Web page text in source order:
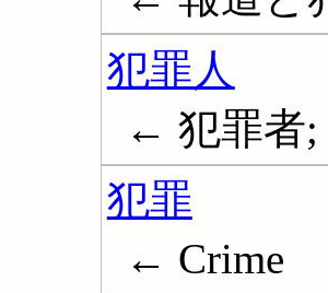
犯罪人
← 犯罪者;
犯罪
← Crime